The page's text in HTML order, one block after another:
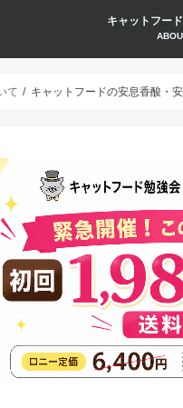
キャットフー
て キャットフードの安息香酸・